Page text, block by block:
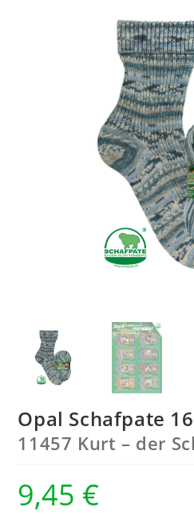
Opal Schafpate
11457 Kurt – der
9,45 €